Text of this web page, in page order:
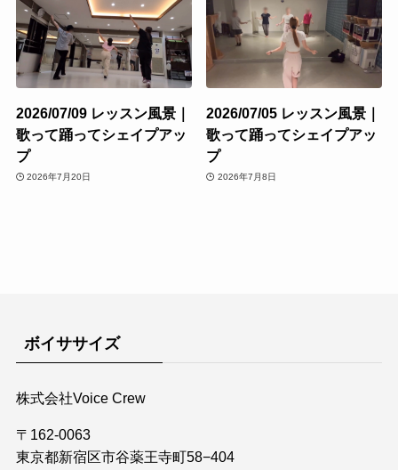
2026/07/09 レッスン風景｜
歌って踊ってシェイプアッ
プ
2026年7月20日
2026/07/05 レッスン風景｜
歌って踊ってシェイプアッ
プ
2026年7月8日
ボイササイズ
株式会社Voice Crew
〒162-0063
東京都新宿区市谷薬王寺町58−404